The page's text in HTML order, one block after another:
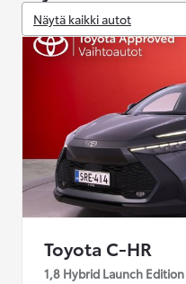
Näytä kaikki autot
Toyota C-HR
1,8 Hybrid Launch Edition